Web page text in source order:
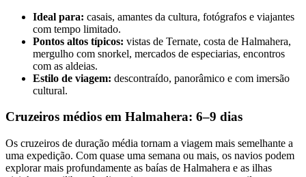
Ideal para: casais, amantes da cultura, fotógrafos e viajantes
com tempo limitado.
Pontos altos típicos: vistas de Ternate, costa de Halmahera,
mergulho com snorkel, mercados de especiarias, encontros
com as aldeias.
Estilo de viagem: descontraído, panorâmico e com imersão
cultural.
Cruzeiros médios em Halmahera: 6–9 dias
Os cruzeiros de duração média tornam a viagem mais semelhante a
uma expedição. Com quase uma semana ou mais, os navios podem
explorar mais profundamente as baías de Halmahera e as ilhas